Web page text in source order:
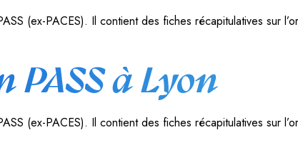
(ex-PACES). Il contient des fiches récapitulatives sur
à Lyon
(ex-PACES). Il contient des fiches récapitulatives sur